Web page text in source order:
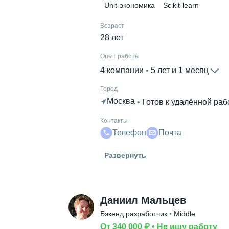
Unit-экономика Scikit-learn
Возраст
28 лет
Опыт работы
4 компании 5 лет и 1 месяц
Город
Москва • Готов к удалённой
Контакты
Телефон Почта
Высшее образование
УрГЭУ • Департамент
Развернуть
Даниил Мальцев
Бэкенд разработчик • Middle
От 340 000 ₽ • Не ищу работу